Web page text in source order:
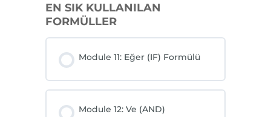
EN SIK KULLANILAN
FORMÜLLER
Module 11: Eğer (IF) Formülü
Module 12: Ve (AND)